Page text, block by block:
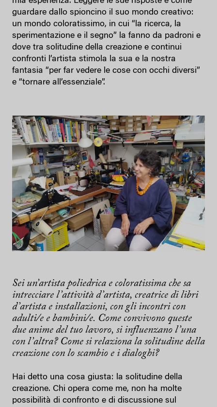
guardare dallo spioncino il suo mondo creativo:
un mondo coloratissimo, in cui “la ricerca, la
sperimentazione e il segno” la fanno da padroni e
dove tra solitudine della creazione e continui
confronti l’artista stimola la sua e la nostra
fantasia “per far vedere le cose con occhi diversi”
e “tornare all’essenziale”.
Sei un’artista poliedrica e coloratissima che sa
intrecciare l’attività d’artista, creatrice di libri
d’artista e installazioni, con gli incontri con
adulti/e e bambini/e. Come convivono queste
due anime del tuo lavoro, si influenzano l’una
con l’altra? Come si relaziona la solitudine della
creazione con lo scambio e i dialoghi?
Hai detto una cosa giusta: la solitudine della
creazione. Chi opera come me, non ha molte
possibilità di confronto e di discussione sul